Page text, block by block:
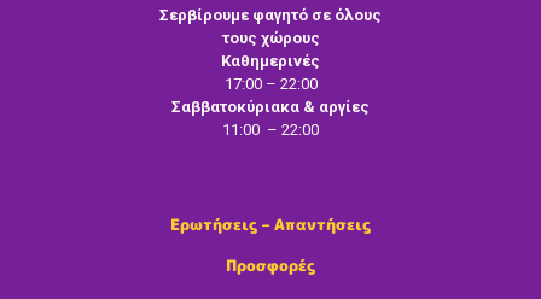
Σερβίρουμε φαγητό σε όλους
τους χώρους
Καθημερινές
17:00 – 22:00
Σαββατοκύριακα & αργίες
11:00 – 22:00
Ερωτήσεις – Απαντήσεις
Προσφορές